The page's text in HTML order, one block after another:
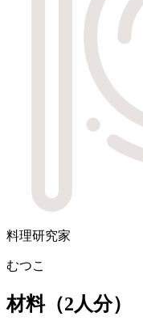
料理研究家
むつこ
材料（2人分）